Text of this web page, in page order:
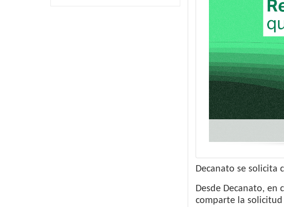
Decanato se solicita
Desde Decanato, en
comparte la solicitud